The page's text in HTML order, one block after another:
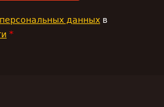
данных в
*